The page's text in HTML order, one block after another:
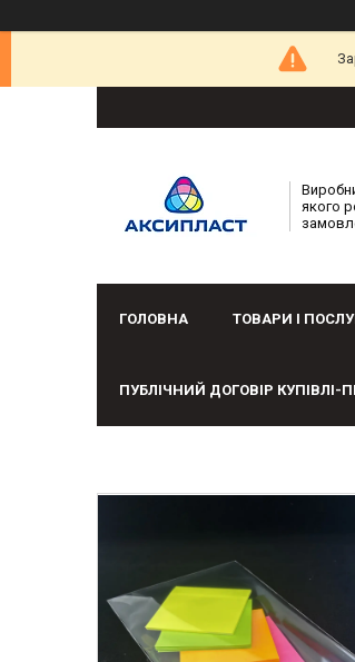
якого
ГОЛОВНА ТОВАРИ І
ПУБЛІЧНИЙ ДОГОВІР